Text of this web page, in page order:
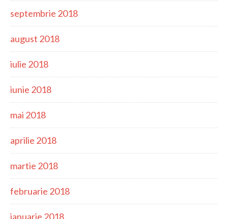
septembrie 2018
august 2018
iulie 2018
iunie 2018
mai 2018
aprilie 2018
martie 2018
februarie 2018
ianuarie 2018